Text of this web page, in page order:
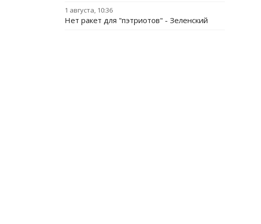
1 августа, 10:36
Нет ракет для "пэтриотов" - Зеленский